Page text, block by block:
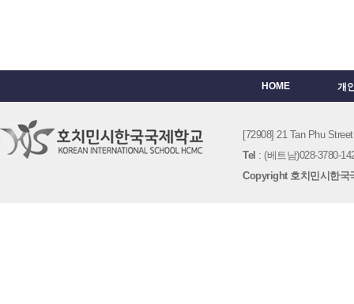
HOME 개
[72908] 21 Tan Phu
Tel : (베트남)028-3780-
Copyright 호치민시한국